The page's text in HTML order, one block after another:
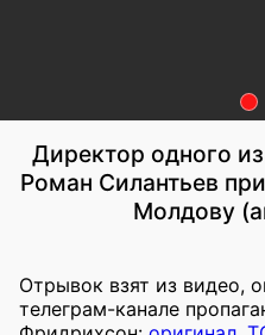
Директор одного
Роман Силантьев
Молдову
Отрывок взят из видео,
телеграм-канале